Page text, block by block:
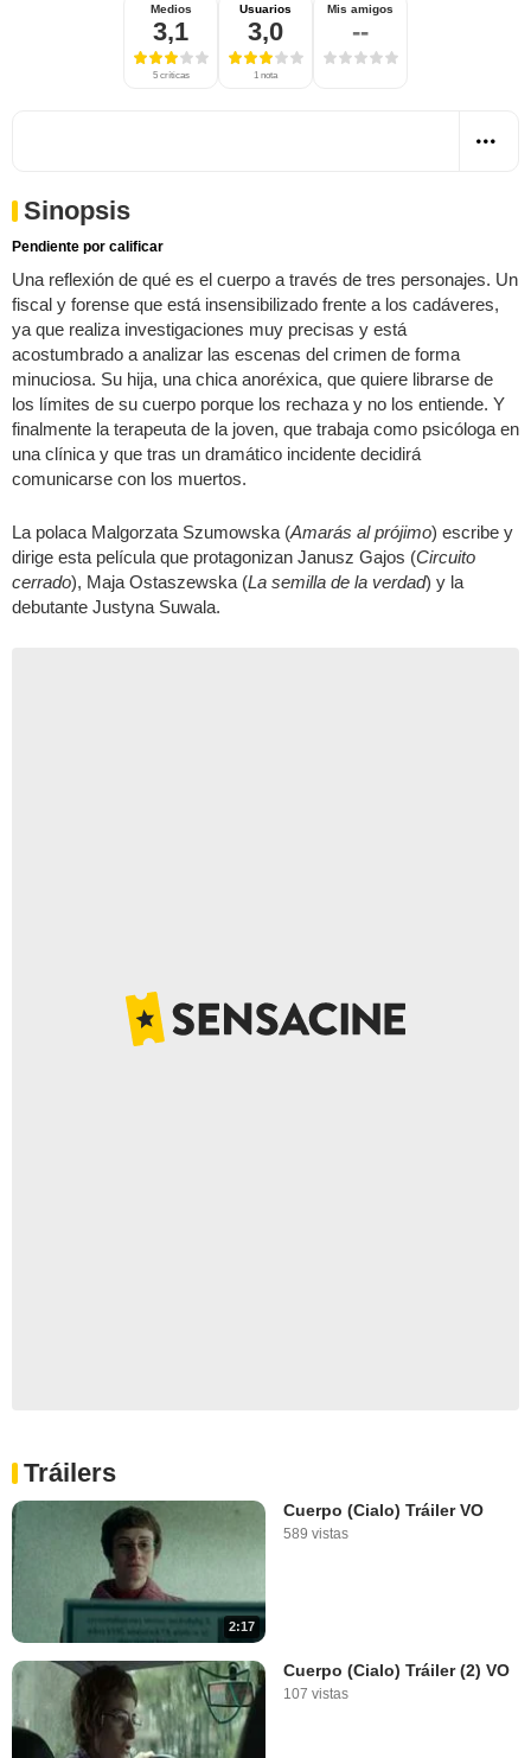
Medios
3,1
5 críticas
Usuarios
3,0
1 nota
Mis amigos
--
Sinopsis
Pendiente por calificar
Una reflexión de qué es el cuerpo a través de tres personajes. Un
fiscal y forense que está insensibilizado frente a los cadáveres,
ya que realiza investigaciones muy precisas y está
acostumbrado a analizar las escenas del crimen de forma
minuciosa. Su hija, una chica anoréxica, que quiere librarse de
los límites de su cuerpo porque los rechaza y no los entiende. Y
finalmente la terapeuta de la joven, que trabaja como psicóloga en
una clínica y que tras un dramático incidente decidirá
comunicarse con los muertos.
La polaca Malgorzata Szumowska (Amarás al prójimo) escribe y
dirige esta película que protagonizan Janusz Gajos (Circuito
cerrado), Maja Ostaszewska (La semilla de la verdad) y la
debutante Justyna Suwala.
Tráilers
2:17
Cuerpo (Cialo) Tráiler VO
589 vistas
Cuerpo (Cialo) Tráiler (2) VO
107 vistas